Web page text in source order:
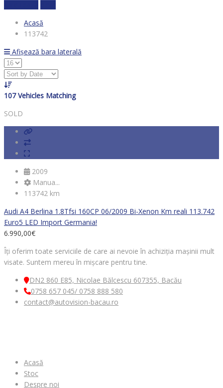
Acasă
113742
Afișează bara laterală
107 Vehicles Matching
SOLD
2009
Manua...
113742 km
Audi A4 Berlina 1.8Tfsi 160CP 06/2009 Bi-Xenon Km reali 113.742
Euro5 LED Import Germania!
6.990,00€
Îți oferim toate serviciile de care ai nevoie în achiziția mașinii mult
visate. Suntem mereu în mișcare pentru tine.
DN2 860 E85, Nicolae Bălcescu 607355, Bacău
0758 657 045/ 0758 888 580
contact@autovision-bacau.ro
Acasă
Stoc
Despre noi